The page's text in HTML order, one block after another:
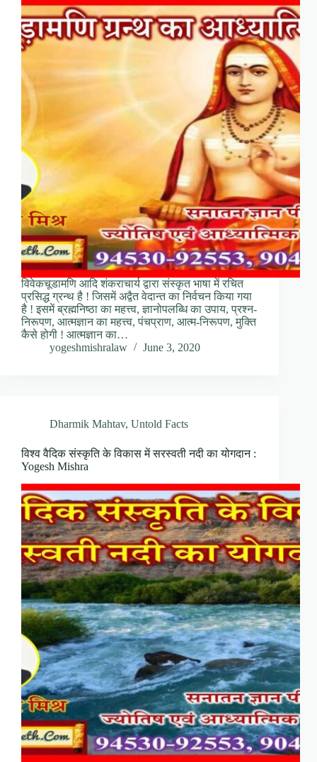
विवेकचूडामणि आदि शंकराचार्य द्वारा संस्कृत भाषा में रचित
प्रसिद्ध ग्रन्थ है ! जिसमें अद्वैत वेदान्त का निर्वचन किया गया
है ! इसमें ब्रह्मनिष्ठा का महत्त्व, ज्ञानोपलब्धि का उपाय, प्रश्न-
निरूपण, आत्मज्ञान का महत्त्व, पंचप्राण, आत्म-निरूपण, मुक्ति
कैसे होगी ! आत्मज्ञान का…
yogeshmishralaw
June 3, 2020
Dharmik Mahtav, Untold Facts
विश्व वैदिक संस्कृति के विकास में सरस्वती नदी का योगदान :
Yogesh Mishra